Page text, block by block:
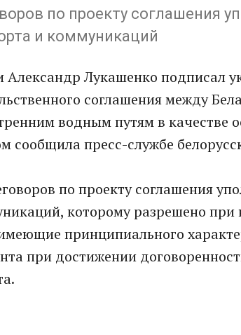
по проекту соглашения
и коммуникаций
Александр Лукашенко подписал
соглашения между
водным путям в качестве
сообщила пресс-службе
по проекту соглашения
которому разрешено при
принципиального
при достижении